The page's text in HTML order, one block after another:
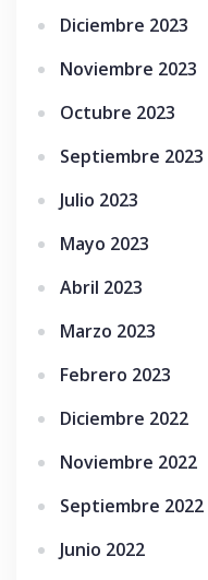
Diciembre 2023
Noviembre 2023
Octubre 2023
Septiembre 2023
Julio 2023
Mayo 2023
Abril 2023
Marzo 2023
Febrero 2023
Diciembre 2022
Noviembre 2022
Septiembre 2022
Junio 2022